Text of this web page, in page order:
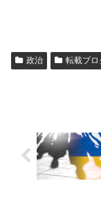
政治 転載ブロ